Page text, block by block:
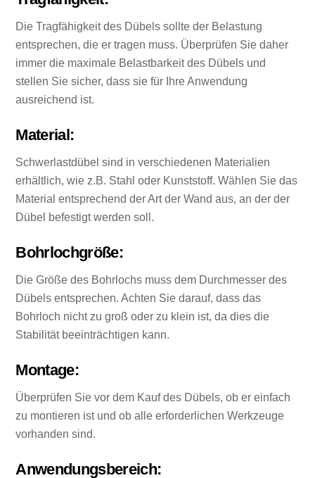
Die Tragfähigkeit des Dübels sollte der Belastung
entsprechen, die er tragen muss. Überprüfen Sie daher
immer die maximale Belastbarkeit des Dübels und
stellen Sie sicher, dass sie für Ihre Anwendung
ausreichend ist.
Material:
Schwerlastdübel sind in verschiedenen Materialien
erhältlich, wie z.B. Stahl oder Kunststoff. Wählen Sie das
Material entsprechend der Art der Wand aus, an der der
Dübel befestigt werden soll.
Bohrlochgröße:
Die Größe des Bohrlochs muss dem Durchmesser des
Dübels entsprechen. Achten Sie darauf, dass das
Bohrloch nicht zu groß oder zu klein ist, da dies die
Stabilität beeinträchtigen kann.
Montage:
Überprüfen Sie vor dem Kauf des Dübels, ob er einfach
zu montieren ist und ob alle erforderlichen Werkzeuge
vorhanden sind.
Anwendungsbereich: